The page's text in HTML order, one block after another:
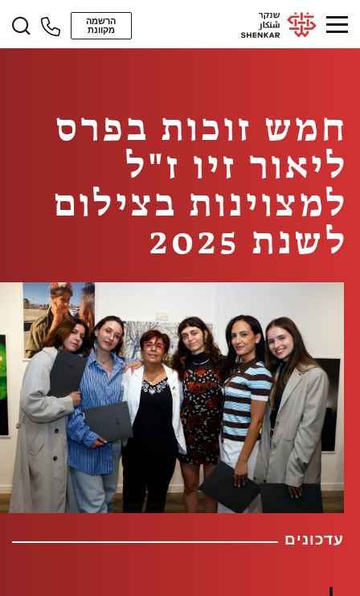
הרשמה
מקוונת
חמש זוכות בפרס
ליאור זיו ז"ל
למצוינות בצילום
לשנת 2025
עדכונים